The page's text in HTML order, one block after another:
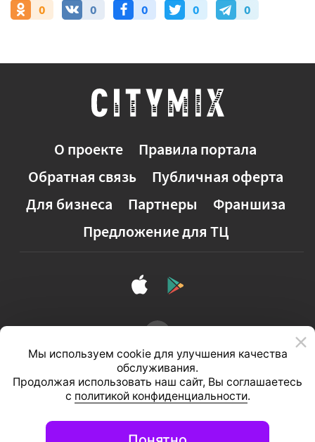
0 0 0 0 0
О проекте
Правила портала
Обратная связь
Публичная оферта
Для бизнеса
Партнеры
Франшиза
Предложение для ТЦ
Полная версия сайта
Мы используем cookie для улучшения качества
обслуживания.
Продолжая использовать наш сайт, Вы соглашаетесь
с политикой конфиденциальности.